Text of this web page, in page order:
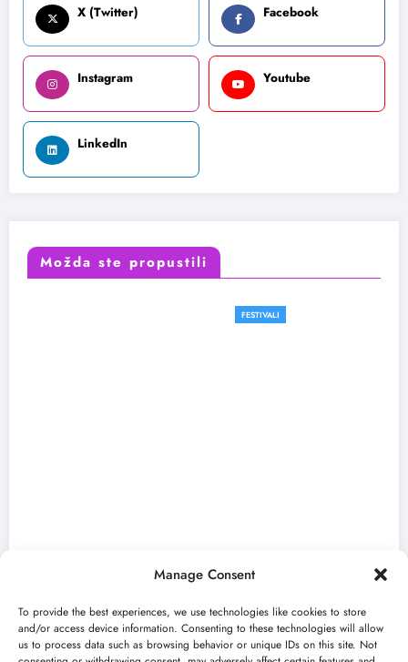
Manage Consent
To provide the best experiences, we use technologies like cookies to store
and/or access device information. Consenting to these technologies will allow
us to process data such as browsing behavior or unique IDs on this site. Not
X (Twitter) Facebook
Instagram Youtube
LinkedIn
Možda ste propustili